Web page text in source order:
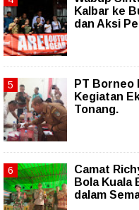
Kalbar ke
dan Aksi
PT Borneo
Kegiatan
Tonang.
Camat
Bola Kuala
dalam